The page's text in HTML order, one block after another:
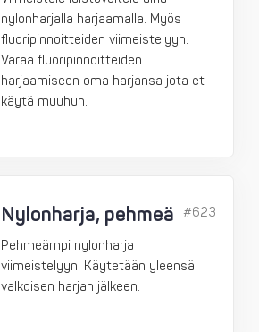
nylonharjalla harjaamalla. Myös
fluoripinnoitteiden viimeistelyyn.
Varaa fluoripinnoitteiden
harjaamiseen oma harjansa jota et
käytä muuhun.
Nylonharja, pehmeä
Pehmeämpi nylonharja
viimeistelyyn. Käytetään yleensä
valkoisen harjan jälkeen.
#623